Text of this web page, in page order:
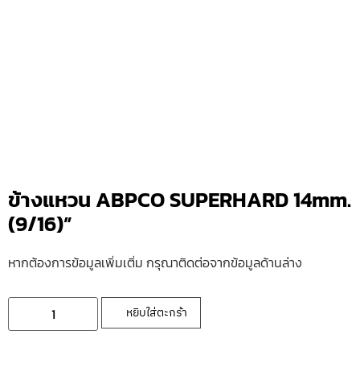
ข้างแหวน ABPCO SUPERHARD 14mm.
(9/16)”
หากต้องการข้อมูลเพิ่มเติ่ม กรุณาติดต่อจากข้อมูลด้านล่าง
หยิบใส่ตะกร้า